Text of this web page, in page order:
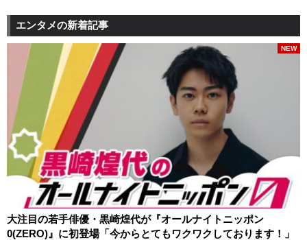
エンタメの新着記事
大注目の若手俳優・黒崎煌代が『オールナイトニッポン
0(ZERO)』に初登場「今からとてもワクワクしております！」
NEW